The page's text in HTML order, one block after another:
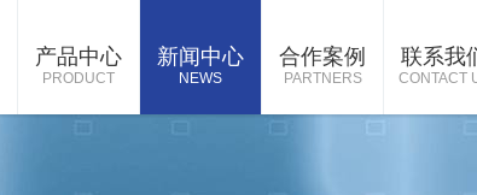
产品中心
PRODUCT
新闻中心
NEWS
合作案例
PARTNERS
联系我
CONTACT